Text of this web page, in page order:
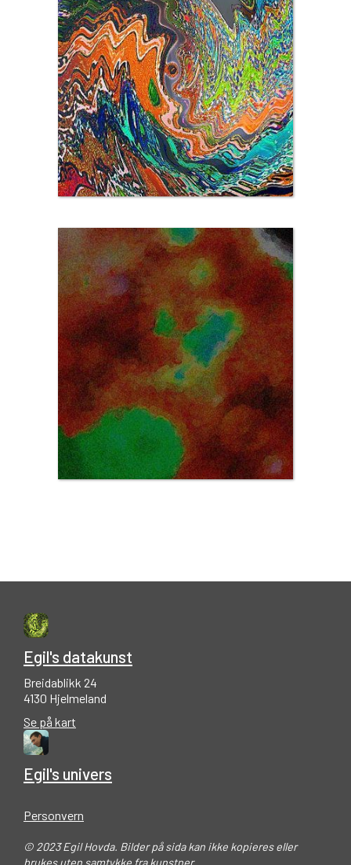
Egil's datakunst
Breidablikk 24
4130 Hjelmeland
Se på kart
Egil's univers
Personvern
© 2023 Egil Hovda. Bilder på sida kan ikke kopieres eller